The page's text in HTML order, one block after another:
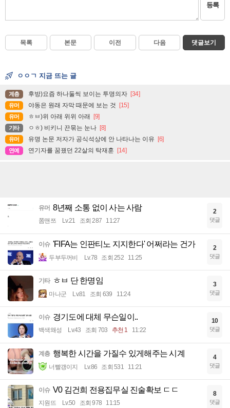
등록
목록 본문 이전 다음 댓글보기
ㅇㅇㄱ 지금 뜨는 글
계층 후방)요즘 하나둘씩 보이는 투명의자 [34]
유머 야동은 원래 자막 때문에 보는 것 [15]
유머 ㅎㅂ)위 아래 위위 아래 [9]
기타 ㅇㅎ) 비키니 끈묶는 눈나 [8]
유머 유명 논문 저자가 공식석상에 안 나타나는 이유 [6]
연예 연기자를 꿈꿨던 22살의 탁재훈 [14]
유머 8년째 소통 없이 사는 사람
쫌맨쯔 Lv.21 조회 287 11:27
2
댓글
이슈 'FIFA는 인판티노 지지한다' 어쩌라는 건가
두부두꺼비 Lv.78 조회 252 11:25
2
댓글
기타 ㅎㅂ 단 한명임
마나군 Lv.81 조회 639 11:24
3
댓글
이슈 경기도에 대체 무슨일이..
백색왜성 Lv.43 조회 703 추천 1 11:22
10
댓글
계층 행복한 시간을 가질수 있게해주는 시계
너빨갱이지 Lv.86 조회 531 11:21
4
댓글
이슈 V0 김건희 전용집무실 진술확보 ㄷㄷ
지원뜨 Lv.50 조회 978 11:15
8
댓글